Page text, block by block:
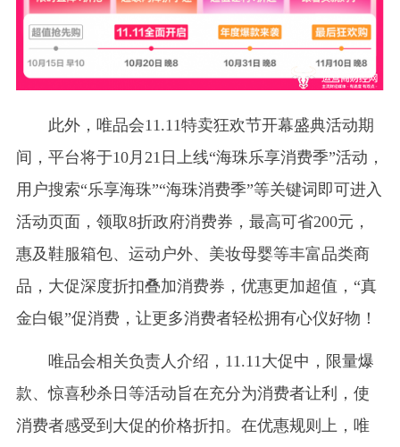
此外，唯品会11.11特卖狂欢节开幕盛典活动期
间，平台将于10月21日上线“海珠乐享消费季”活动，
用户搜索“乐享海珠”“海珠消费季”等关键词即可进入
活动页面，领取8折政府消费券，最高可省200元，
惠及鞋服箱包、运动户外、美妆母婴等丰富品类商
品，大促深度折扣叠加消费券，优惠更加超值，“真
金白银”促消费，让更多消费者轻松拥有心仪好物！
唯品会相关负责人介绍，11.11大促中，限量爆
款、惊喜秒杀日等活动旨在充分为消费者让利，使
消费者感受到大促的价格折扣。在优惠规则上，唯